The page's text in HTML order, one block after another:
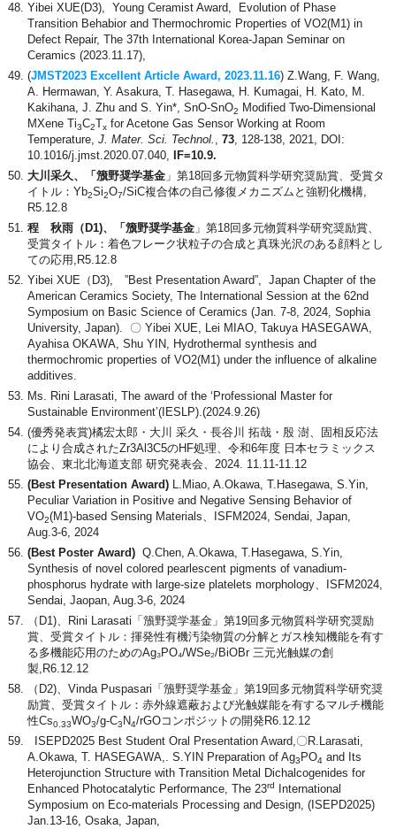
Yibei XUE(D3), Young Ceramist Award, Evolution of Phase
Transition Behabior and Thermochromic Properties of VO2(M1) in
Defect Repair, The 37th International Korea-Japan Seminar on
Ceramics (2023.11.17),
(JMST2023 Excellent Article Award, 2023.11.16) Z.Wang, F. Wang,
A. Hermawan, Y. Asakura, T. Hasegawa, H. Kumagai, H. Kato, M.
Kakihana, J. Zhu and S. Yin*, SnO-SnO2
Modified Two-Dimensional
MXene Ti3C2Tx for Acetone Gas Sensor Working at Room
Temperature,J. Mater. Sci. Technol. ,73, 128-138, 2021, DOI:
10.1016/j.jmst.2020.07.040,
IF=10.9.
大川采久、「籏野奨学基金 」第18回多元物質科学研究奨励賞、受賞タ
イトル：Yb2Si2O7/SiC複合体の自己修復メカニズムと強靭化機構,
R5.12.8
程 秋雨（D1)、「籏野奨学基金 」第18回多元物質科学研究奨励賞、
受賞タイトル：着色フレーク状粒子の合成と真珠光沢のある顔料とし
ての応用,R5.12.8
Yibei XUE（D3), ”Best Presentation Award”, Japan Chapter of the
American Ceramics Society, The International Session at the 62nd
Symposium on Basic Science of Ceramics (Jan. 7-8, 2024, Sophia
University, Japan). 〇 Yibei XUE, Lei MIAO, Takuya HASEGAWA,
Ayahisa OKAWA, Shu YIN, Hydrothermal synthesis and
thermochromic properties of VO2(M1) under the influence of alkaline
additives.
Ms. Rini Larasati, The award of the ‘Professional Master for
Sustainable Environment’(IESLP).(2024.9.26)
(優秀発表賞)橘宏太郎・大川 采久・長谷川 拓哉・殷 澍、固相反応法
により合成されたZr3Al3C5のHF処理、令和6年度 日本セラミックス
協会、東北北海道支部 研究発表会、2024. 11.11-11.12
(Best Presentation Award) L.Miao, A.Okawa, T.Hasegawa, S.Yin,
Peculiar Variation in Positive and Negative Sensing Behavior of
VO2(M1)-based Sensing Materials、ISFM2024, Sendai, Japan,
Aug.3-6, 2024
(Best Poster Award) Q.Chen, A.Okawa, T.Hasegawa, S.Yin,
Synthesis of novel colored pearlescent pigments of vanadium-
phosphorus hydrate with large-size platelets morphology、ISFM2024,
Sendai, Jaopan, Aug.3-6, 2024
（D1)、Rini Larasati「籏野奨学基金」第19回多元物質科学研究奨励
賞、受賞タイトル：揮発性有機汚染物質の分解とガス検知機能を有す
る多機能応用のためのAg₃PO₄/WSe₂/BiOBr 三元光触媒の創
製,R6.12.12
（D2)、Vinda Puspasari「籏野奨学基金」第19回多元物質科学研究奨
励賞、受賞タイトル：赤外線遮蔽および光触媒能を有するマルチ機能
性Cs0.33WO3/g-C3 N4/rGOコンポジットの開発R6.12.12
ISEPD2025 Best Student Oral Presentation Award,〇R.Larasati,
A.Okawa, T. HASEGAWA,. S.YIN Preparation of Ag3 PO4 and Its
Heterojunction Structure with Transition Metal Dichalcogenides for
Enhanced Photocatalytic Performance, The 23rd
International
Symposium on Eco-materials Processing and Design, (ISEPD2025)
Jan.13-16, Osaka, Japan,